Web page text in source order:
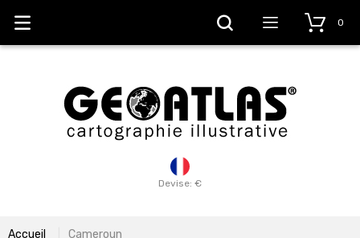
Devise: €
0
Accueil Cameroun